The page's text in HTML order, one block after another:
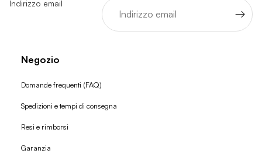
Indirizzo email
Negozio
Domande frequenti (FAQ)
Spedizioni e tempi di consegna
Resi e rimborsi
Garanzia